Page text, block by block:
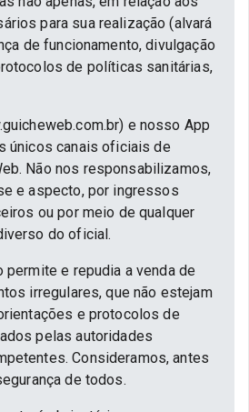
para sua realização (alvará
de funcionamento, divulgação
de políticas sanitárias,
e nosso App
únicos canais oficiais de
Não nos responsabilizamos,
e aspecto, por ingressos
ou por meio de qualquer
do oficial.
permite e repudia a venda de
irregulares, que não estejam
e protocolos de
pelas autoridades
Consideramos, antes
de todos.